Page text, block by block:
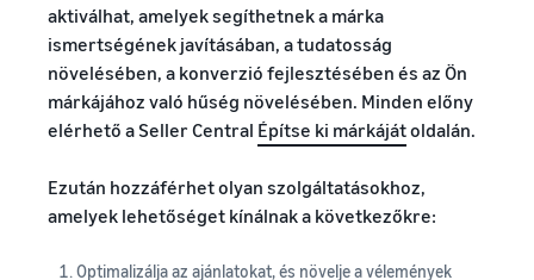
aktiválhat, amelyek segíthetnek a márka
ismertségének javításában, a tudatosság
növelésében, a konverzió fejlesztésében és az Ön
márkájához való hűség növelésében. Minden előny
elérhető a Seller Central Építse ki márkájátoldalán.
Ezután hozzáférhet olyan szolgáltatásokhoz,
amelyek lehetőséget kínálnak a következőkre:
Optimalizálja az ajánlatokat, és növelje a vélemények